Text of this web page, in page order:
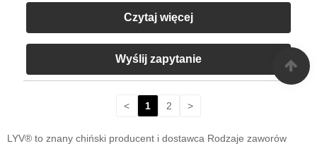
Czytaj więcej
Wyślij zapytanie
< 1 2 >
LYV® to znany chiński producent i dostawca Rodzaje zaworów